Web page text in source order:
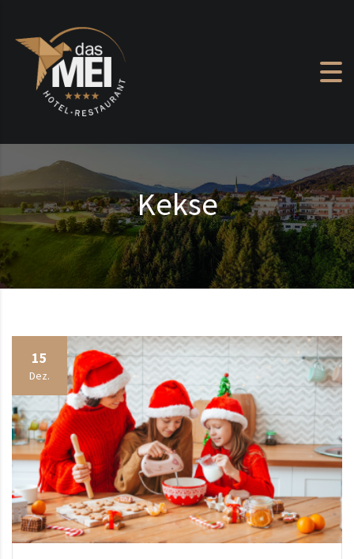
Kekse
15
Dez.